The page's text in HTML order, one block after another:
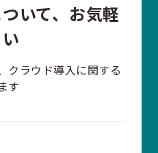
いて、お気軽
クラウド導入に関する
す